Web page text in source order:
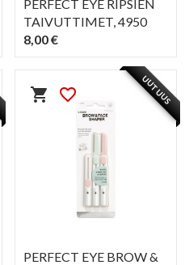
PERFECT EYE RIPSIEN
TAIVUTTIMET, 4950
8,00 €
shopping_cart favorite_border UUTUUS
PERFECT EYE BROW &